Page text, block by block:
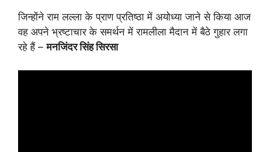
जिन्होंने राम लल्ला के प्राण प्रतिष्ठा में अयोध्या जाने से किया आज
वह अपने भ्रष्टाचार के समर्थन में रामलीला मैदान में बैठे गुहार लगा
रहे हैं –मनजिंदर सिंह सिरसा